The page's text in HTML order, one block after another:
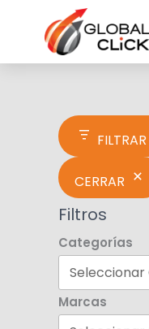
contenido
CERRAR
Filtros
Categorías
Marcas
s
t